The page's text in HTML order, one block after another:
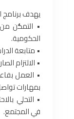
يهدف برنامج
• التمكُّن
الحكومية.
• متابعة
• الالتزام
• العمل
بمهارات
• التحلي
في المجتمع.